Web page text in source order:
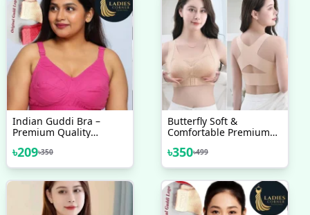
Indian Guddi Bra –
Premium Quality
৳209৳350
Butterfly Soft &
Comfortable Premium
Up Bra For Women's,
Sexy Bra Lingerie
৳350৳499